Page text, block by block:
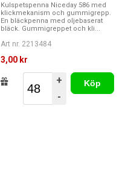
Kulspetspenna Niceday 586 med
klickmekanism och gummigrepp.
En bläckpenna med oljebaserat
bläck. Gummigreppet och kli...
Art nr. 2213484
3,00 kr
+
-
Köp